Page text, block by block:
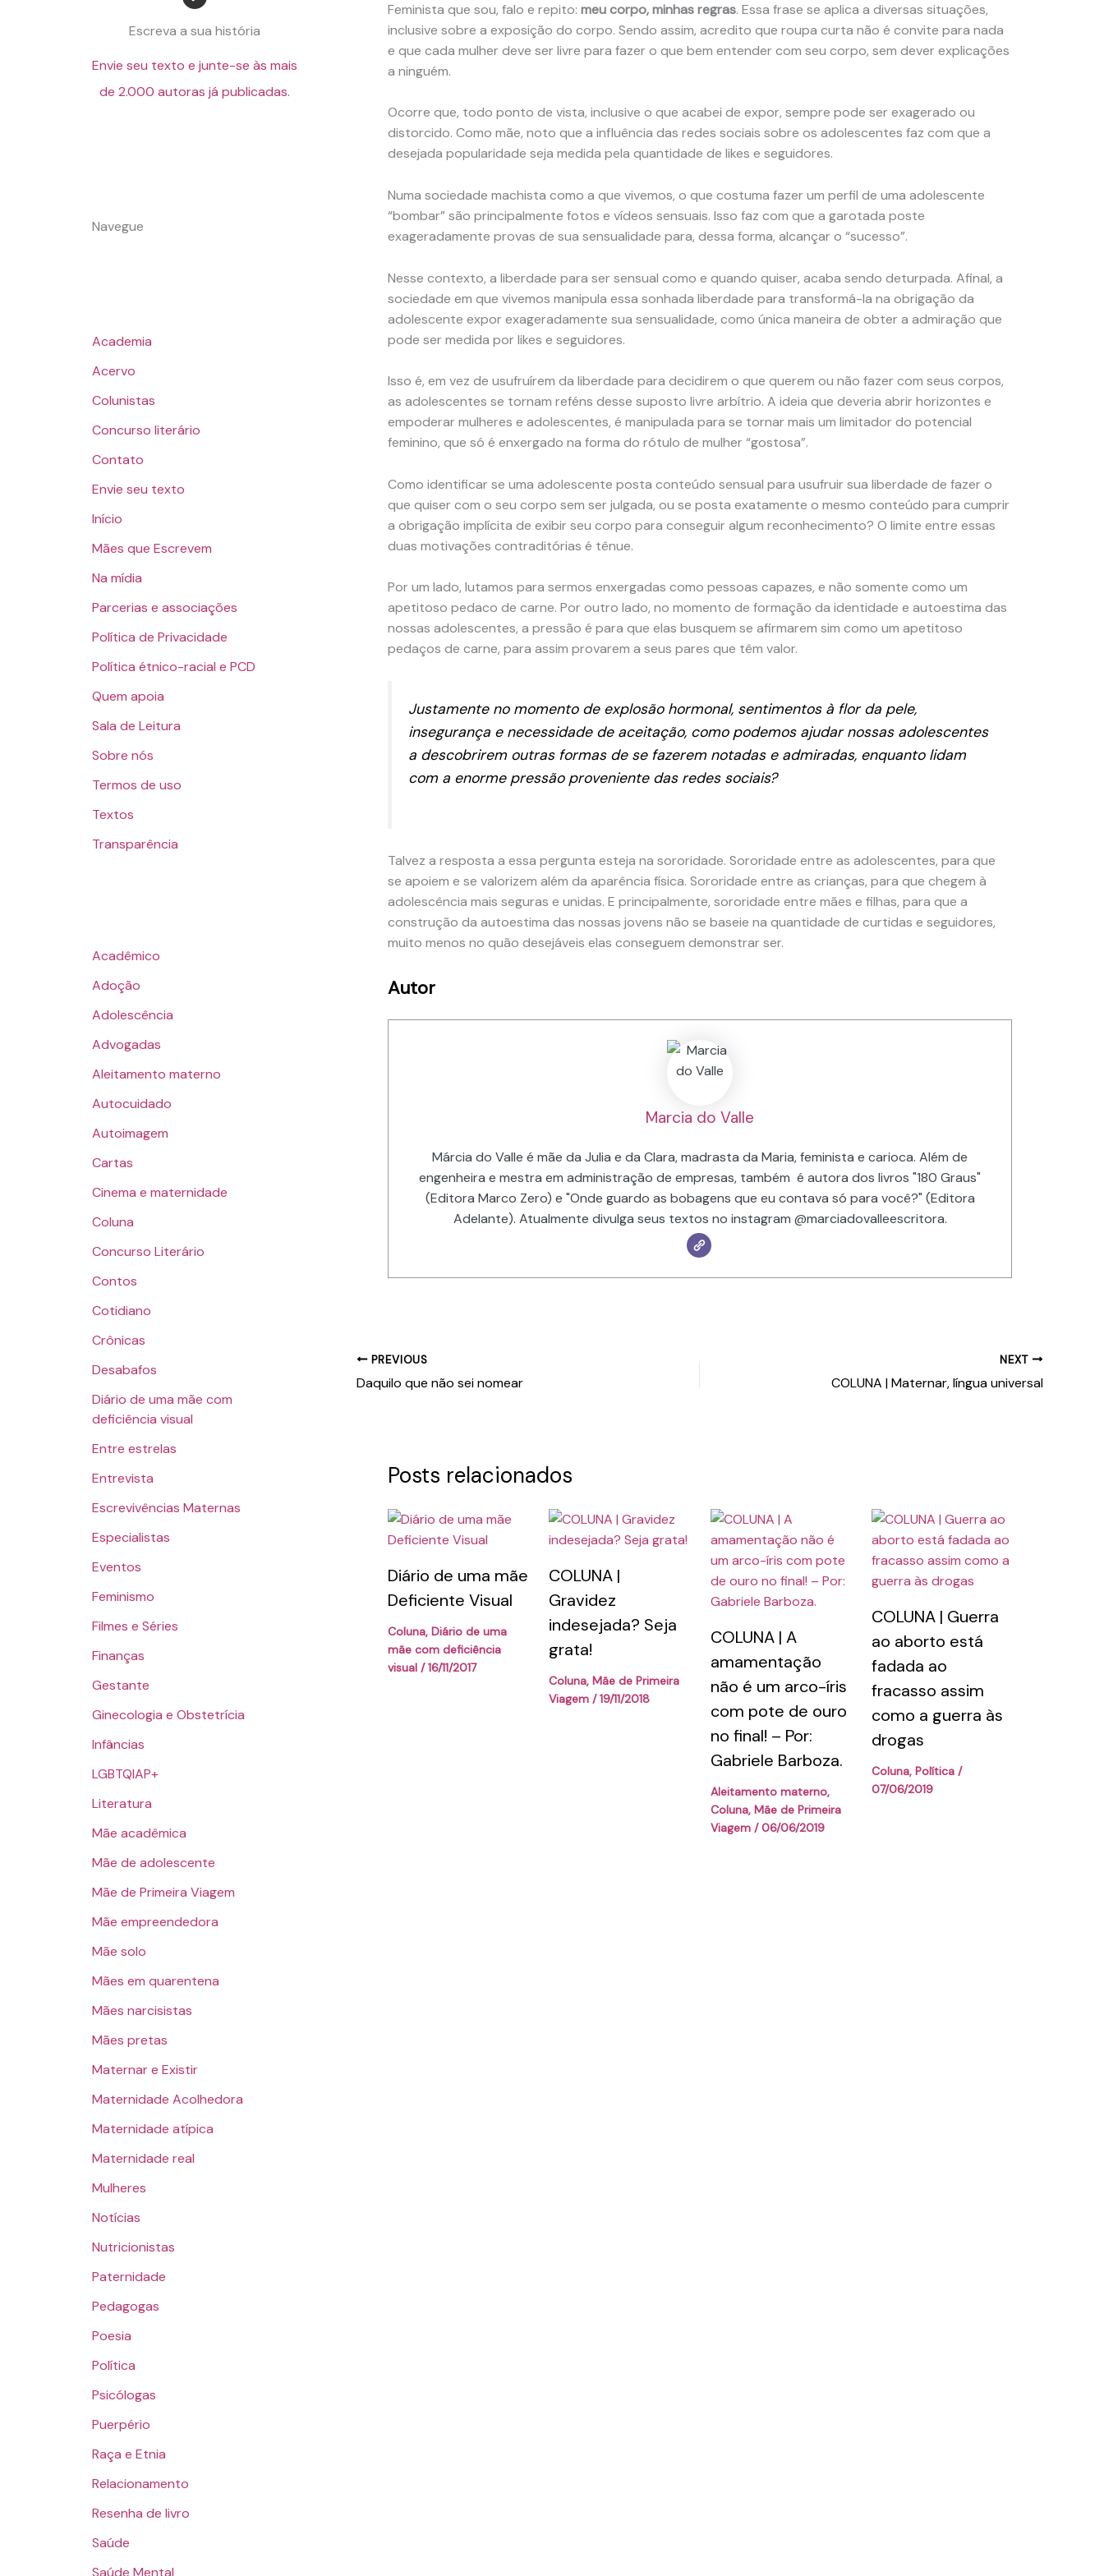
Escreva a sua história
Envie seu texto e junte-se às mais
de 2.000 autoras já publicadas.
Navegue
Academia
Acervo
Colunistas
Concurso literário
Contato
Envie seu texto
Início
Mães que Escrevem
Na mídia
Parcerias e associações
Política de Privacidade
Política étnico-racial e PCD
Quem apoia
Sala de Leitura
Sobre nós
Termos de uso
Textos
Transparência
Acadêmico
Adoção
Adolescência
Advogadas
Aleitamento materno
Autocuidado
Autoimagem
Cartas
Cinema e maternidade
Coluna
Concurso Literário
Contos
Cotidiano
Crônicas
Desabafos
Diário de uma mãe com
deficiência visual
Entre estrelas
Entrevista
Escrevivências Maternas
Especialistas
Eventos
Feminismo
Filmes e Séries
Finanças
Gestante
Ginecologia e Obstetrícia
Infâncias
LGBTQIAP+
Literatura
Mãe acadêmica
Mãe de adolescente
Mãe de Primeira Viagem
Mãe empreendedora
Mãe solo
Mães em quarentena
Mães narcisistas
Mães pretas
Maternar e Existir
Maternidade Acolhedora
Maternidade atípica
Maternidade real
Mulheres
Notícias
Nutricionistas
Paternidade
Pedagogas
Poesia
Política
Psicólogas
Puerpério
Raça e Etnia
Relacionamento
Resenha de livro
Saúde
Feminista que sou, falo e repito: meu corpo, minhas regras. Essa frase se aplica a diversas situações,
inclusive sobre a exposição do corpo. Sendo assim, acredito que roupa curta não é convite para nada
e que cada mulher deve ser livre para fazer o que bem entender com seu corpo, sem dever explicações
a ninguém.
Ocorre que, todo ponto de vista, inclusive o que acabei de expor, sempre pode ser exagerado ou
distorcido. Como mãe, noto que a influência das redes sociais sobre os adolescentes faz com que a
desejada popularidade seja medida pela quantidade de likes e seguidores.
Numa sociedade machista como a que vivemos, o que costuma fazer um perfil de uma adolescente
“bombar” são principalmente fotos e vídeos sensuais. Isso faz com que a garotada poste
exageradamente provas de sua sensualidade para, dessa forma, alcançar o “sucesso”.
Nesse contexto, a liberdade para ser sensual como e quando quiser, acaba sendo deturpada. Afinal, a
sociedade em que vivemos manipula essa sonhada liberdade para transformá-la na obrigação da
adolescente expor exageradamente sua sensualidade, como única maneira de obter a admiração que
pode ser medida por likes e seguidores.
Isso é, em vez de usufruírem da liberdade para decidirem o que querem ou não fazer com seus corpos,
as adolescentes se tornam reféns desse suposto livre arbítrio. A ideia que deveria abrir horizontes e
empoderar mulheres e adolescentes, é manipulada para se tornar mais um limitador do potencial
feminino, que só é enxergado na forma do rótulo de mulher “gostosa”.
Como identificar se uma adolescente posta conteúdo sensual para usufruir sua liberdade de fazer o
que quiser com o seu corpo sem ser julgada, ou se posta exatamente o mesmo conteúdo para cumprir
a obrigação implícita de exibir seu corpo para conseguir algum reconhecimento? O limite entre essas
duas motivações contraditórias é tênue.
Por um lado, lutamos para sermos enxergadas como pessoas capazes, e não somente como um
apetitoso pedaco de carne. Por outro lado, no momento de formação da identidade e autoestima das
nossas adolescentes, a pressão é para que elas busquem se afirmarem sim como um apetitoso
pedaços de carne, para assim provarem a seus pares que têm valor.
Justamente no momento de explosão hormonal, sentimentos à flor da pele,
insegurança e necessidade de aceitação, como podemos ajudar nossas adolescentes
a descobrirem outras formas de se fazerem notadas e admiradas, enquanto lidam
com a enorme pressão proveniente das redes sociais?
Talvez a resposta a essa pergunta esteja na sororidade. Sororidade entre as adolescentes, para que
se apoiem e se valorizem além da aparência física. Sororidade entre as crianças, para que chegem à
adolescência mais seguras e unidas. E principalmente, sororidade entre mães e filhas, para que a
construção da autoestima das nossas jovens não se baseie na quantidade de curtidas e seguidores,
muito menos no quão desejáveis elas conseguem demonstrar ser.
Autor
Marcia do Valle
Márcia do Valle é mãe da Julia e da Clara, madrasta da Maria, feminista e carioca. Além de
engenheira e mestra em administração de empresas, também é autora dos livros "180 Graus"
(Editora Marco Zero) e "Onde guardo as bobagens que eu contava só para você?" (Editora
Adelante). Atualmente divulga seus textos no instagram @marciadovalleescritora.
PREVIOUS
Daquilo que não sei nomear
NEXT
COLUNA | Maternar, língua universal
Posts relacionados
Diário de uma mãe
Deficiente Visual
Coluna, Diário de uma
mãe com deficiência
visual /16/11/2017
COLUNA |
Gravidez
indesejada? Seja
grata!
Coluna, Mãe de Primeira
Viagem /19/11/2018
COLUNA | A
amamentação
não é um arco-íris
com pote de ouro
no final! – Por:
Gabriele Barboza.
Aleitamento materno,
Coluna, Mãe de Primeira
Viagem/06/06/2019
COLUNA | Guerra
ao aborto está
fadada ao
fracasso assim
como a guerra às
drogas
Coluna, Política/
07/06/2019